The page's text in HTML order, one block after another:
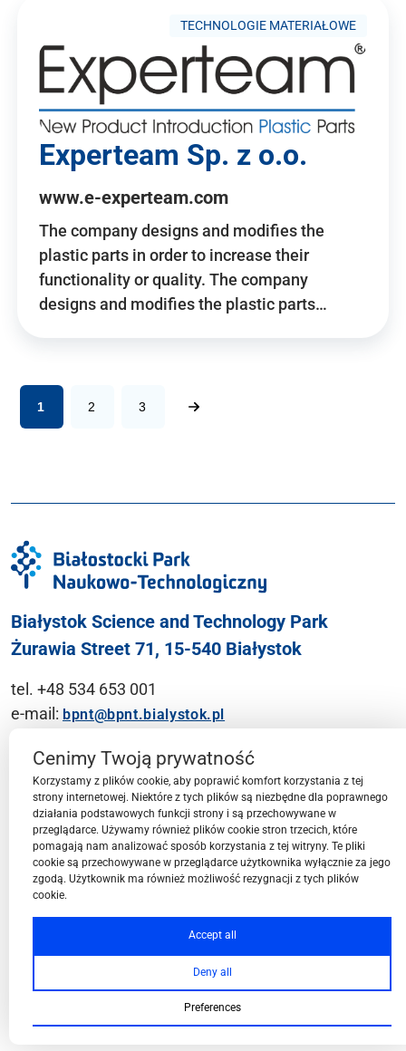
TECHNOLOGIE MATERIAŁOWE
Experteam Sp. z o.o.
www.e-experteam.com
The company designs and modifies the
plastic parts in order to increase their
functionality or quality. The company
designs and modifies the plastic parts…
1 2 3
Białystok Science and Technology Park
Żurawia Street 71, 15-540 Białystok
tel. +48 534 653 001
e-mail: bpnt@bpnt.bialystok.pl
Contact
BPN-T Area
BPN-T Offer
Cenimy Twoją prywatność
Korzystamy z plików cookie, aby poprawić komfort korzystania z tej
strony internetowej. Niektóre z tych plików są niezbędne dla poprawnego
działania podstawowych funkcji strony i są przechowywane w
przeglądarce. Używamy również plików cookie stron trzecich, które
pomagają nam analizować sposób korzystania z tej witryny. Te pliki
cookie są przechowywane w przeglądarce użytkownika wyłącznie za jego
zgodą. Użytkownik ma również możliwość rezygnacji z tych plików
cookie.
Accept all
Deny all
Preferences